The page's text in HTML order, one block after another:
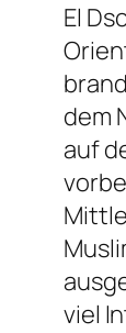
El
dem
auf
viel